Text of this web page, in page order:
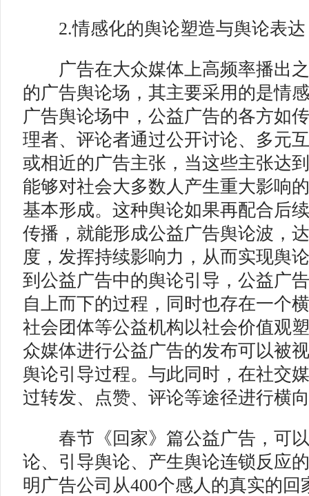
2.情感化的舆论塑造与舆论表达
广告在大众媒体上高频率播出之
的广告舆论场，其主要采用的是情
广告舆论场中，公益广告的各方如
理者、评论者通过公开讨论、多元
或相近的广告主张，当这些主张达
能够对社会大多数人产生重大影响
基本形成。这种舆论如果再配合后
传播，就能形成公益广告舆论波，
度，发挥持续影响力，从而实现舆
到公益广告中的舆论引导，公益广
自上而下的过程，同时也存在一个
社会团体等公益机构以社会价值观
众媒体进行公益广告的发布可以被
舆论引导过程。与此同时，在社交
过转发、点赞、评论等途径进行横
春节《回家》篇公益广告，可以
论、引导舆论、产生舆论连锁反应
明广告公司从400个感人的真实的回